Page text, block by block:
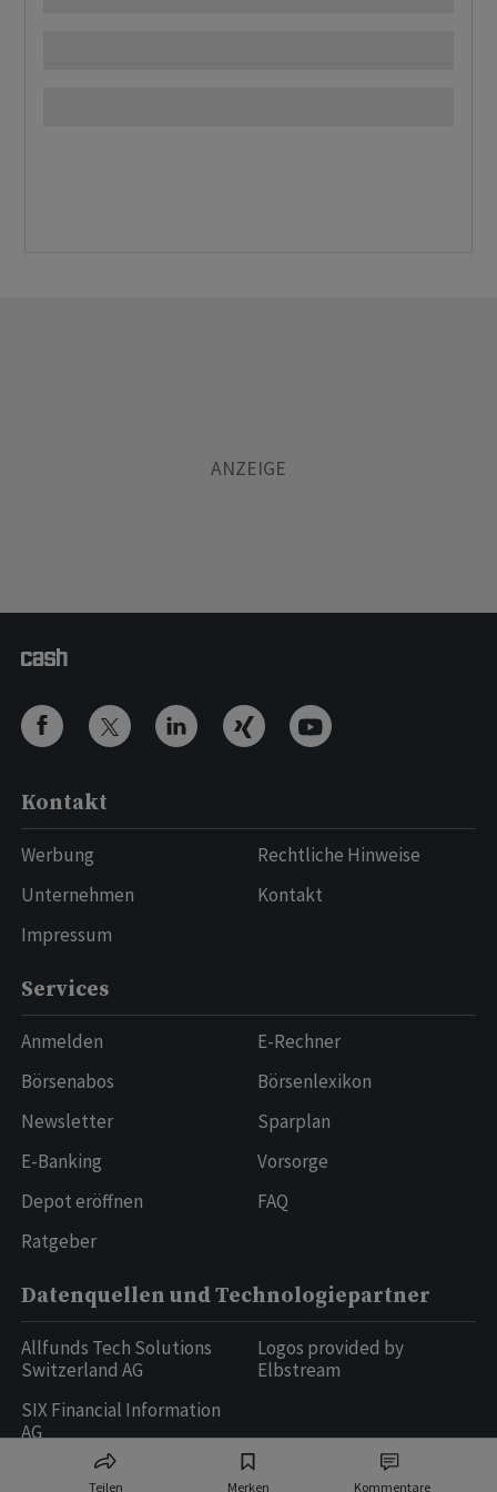
Teilen Merken Kommentare
Kontakt
Werbung
Unternehmen
Impressum
Rechtliche Hinweise
Kontakt
Services
Anmelden
Börsenabos
Newsletter
E-Banking
Depot eröffnen
Ratgeber
E-Rechner
Börsenlexikon
Sparplan
Vorsorge
FAQ
Datenquellen und Technologiepartner
Allfunds Tech Solutions
Switzerland AG
SIX Financial Information
AG
Logos provided by
Elbstream